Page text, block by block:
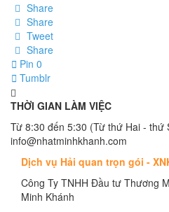
Share
Share
Tweet
Share
Pin 0
Tumblr
THỜI GIAN LÀM VIỆC
Từ 8:30 đến 5:30 (Từ thứ Hai - thứ
info@nhatminhkhanh.com
Dịch vụ Hải quan trọn gói -
Công Ty TNHH Đầu tư Thương
Minh Khánh